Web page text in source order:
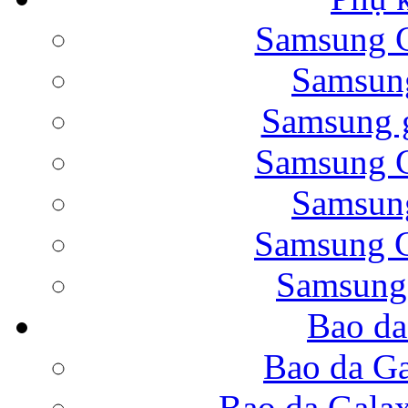
Bao da Samsung
Bao da Galaxy
Nắp lưng Samsung
Samsung
Samsung
Samsung
Bao
Bao da